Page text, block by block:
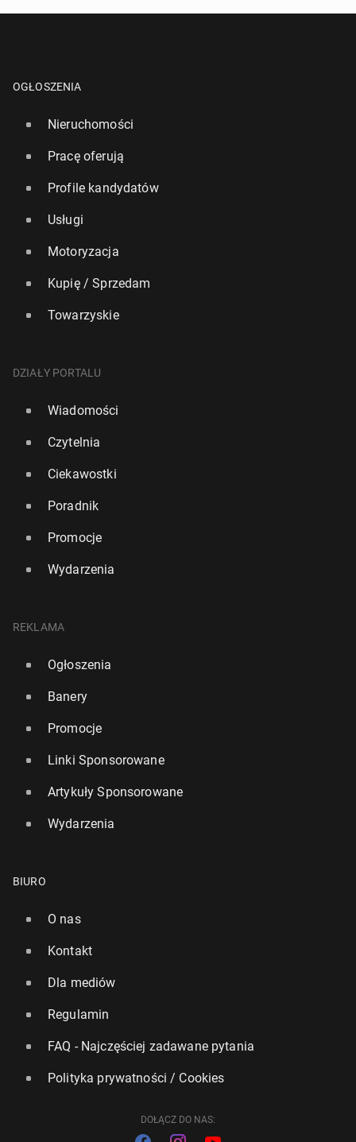
OGŁOSZENIA
Nieruchomości
Pracę oferują
Profile kandydatów
Usługi
Motoryzacja
Kupię / Sprzedam
Towarzyskie
DZIAŁY PORTALU
Wiadomości
Czytelnia
Ciekawostki
Poradnik
Promocje
Wydarzenia
REKLAMA
Ogłoszenia
Banery
Promocje
Linki Sponsorowane
Artykuły Sponsorowane
Wydarzenia
BIURO
O nas
Kontakt
Dla mediów
Regulamin
FAQ - Najczęściej zadawane pytania
Polityka prywatności / Cookies
DOŁĄCZ DO NAS: